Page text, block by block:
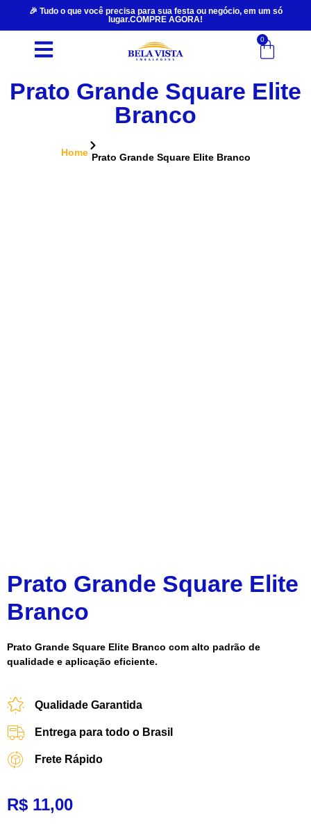
🎉 Tudo o que você precisa para sua festa ou negócio, em um só
lugar.COMPRE AGORA!
0
Prato Grande Square Elite
Branco
Home Prato Grande Square Elite Branco
Prato Grande Square Elite
Branco
Prato Grande Square Elite Branco com alto padrão de
qualidade e aplicação eficiente.
Qualidade Garantida
Entrega para todo o Brasil
Frete Rápido
R$ 11,00